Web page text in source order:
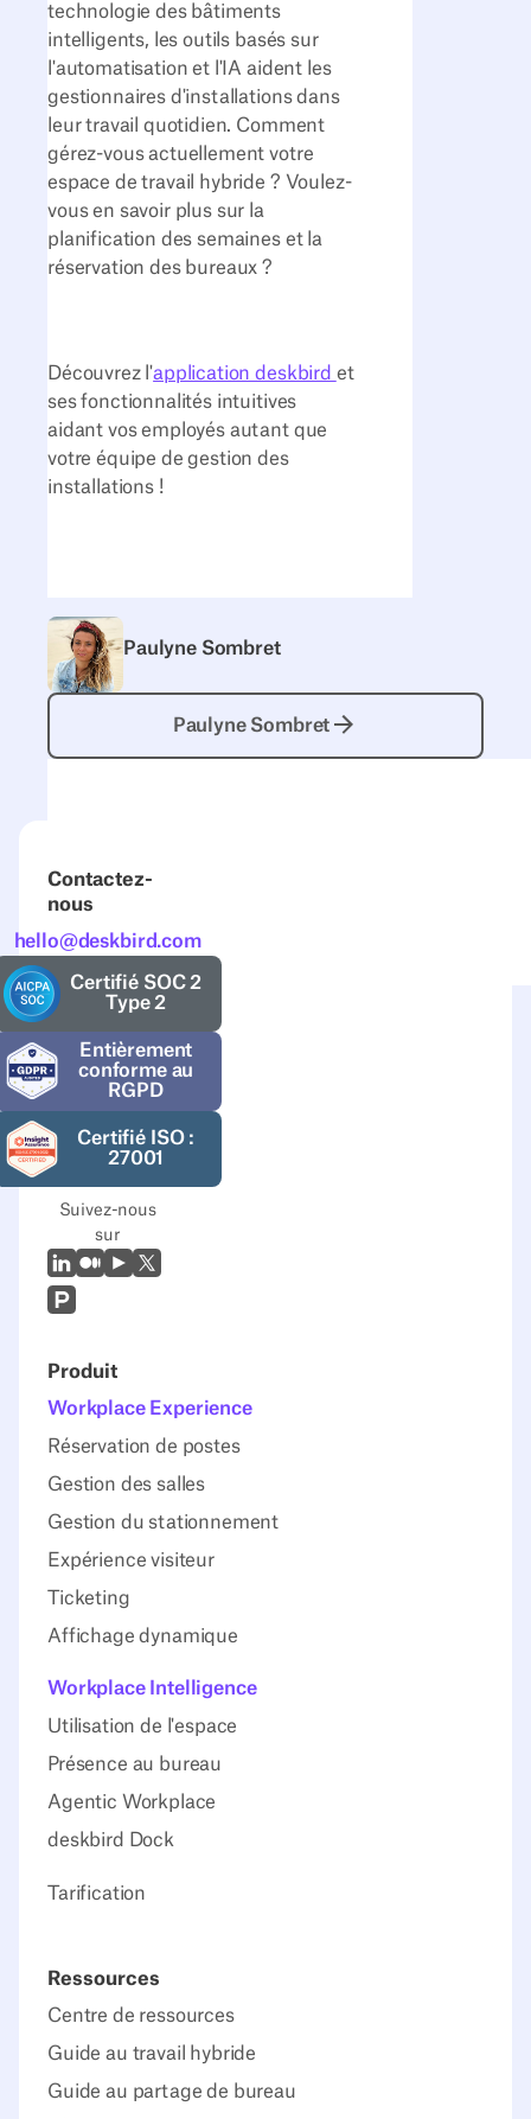
technologie des bâtiments
intelligents, les outils basés sur
l'automatisation et l'IA aident les
gestionnaires d'installations dans
leur travail quotidien. Comment
gérez-vous actuellement votre
espace de travail hybride ? Voulez-
vous en savoir plus sur la
planification des semaines et la
réservation des bureaux ?
Découvrez l'application deskbird et
ses fonctionnalités intuitives
aidant vos employés autant que
votre équipe de gestion des
installations !
Paulyne Sombret
Paulyne Sombret
Contactez-
nous
hello@deskbird.com
Certifié SOC 2
Type 2
Entièrement
conforme au
RGPD
Certifié ISO :
27001
Suivez-nous
sur
LinkedIn
MoyenYoutubeX (Twitter)
Prodcut Hunt
Produit
Workplace Experience
Réservation de postes
Gestion des salles
Gestion du stationnement
Expérience visiteur
Ticketing
Affichage dynamique
Workplace Intelligence
Utilisation de l'espace
Présence au bureau
Agentic Workplace
deskbird Dock
Tarification
Ressources
Centre de ressources
Guide au travail hybride
Guide au partage de bureau